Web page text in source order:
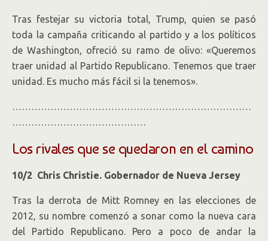
Tras festejar su victoria total, Trump, quien se pasó
toda la campaña criticando al partido y a los políticos
de Washington, ofreció su ramo de olivo: «Queremos
traer unidad al Partido Republicano. Tenemos que traer
unidad. Es mucho más fácil si la tenemos».
…………………………………………………………………
……………………………………
Los rivales que se quedaron en el camino
10/2 Chris Christie. Gobernador de Nueva Jersey
Tras la derrota de Mitt Romney en las elecciones de
2012, su nombre comenzó a sonar como la nueva cara
del Partido Republicano. Pero a poco de andar la